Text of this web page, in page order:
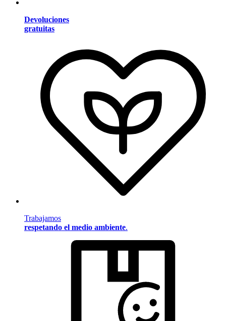
Devoluciones
gratuitas
Trabajamos
respetando el medio ambiente.